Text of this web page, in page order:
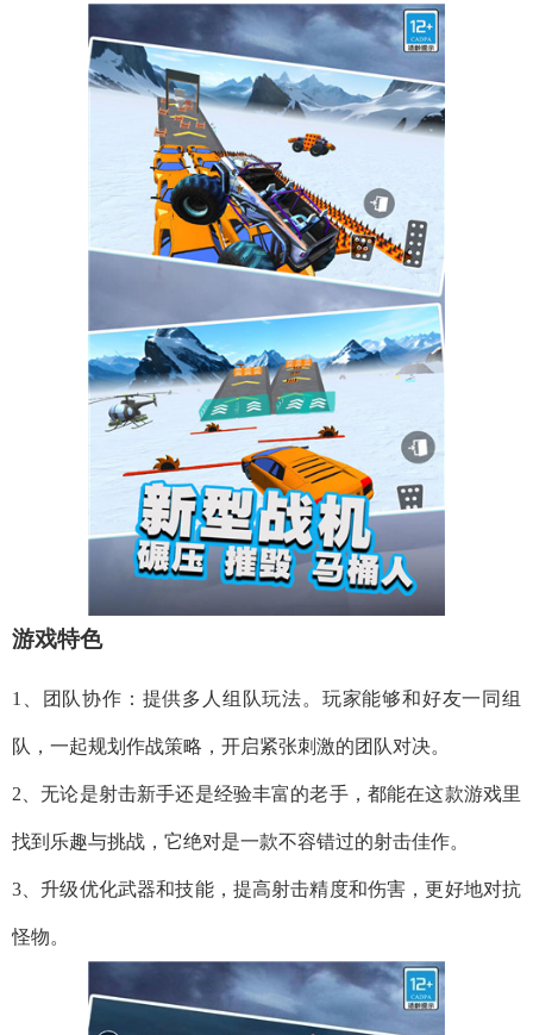
游戏特色
1、团队协作：提供多人组队玩法。玩家能够和好友一同组
队，一起规划作战策略，开启紧张刺激的团队对决。
2、无论是射击新手还是经验丰富的老手，都能在这款游戏里
找到乐趣与挑战，它绝对是一款不容错过的射击佳作。
3、升级优化武器和技能，提高射击精度和伤害，更好地对抗
怪物。